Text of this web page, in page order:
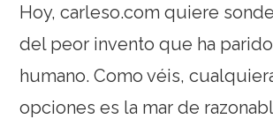
Hoy, carleso.com quiere
del peor invento que ha
humano. Como véis,
opciones es la mar de